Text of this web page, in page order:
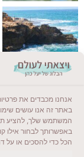
אנחנו מכבדים את
באתר זה אנו עושים
המשתמש שלך, להציע
באפשרותך לבחור אילו
הכל כדי להסכים או על
ייעדים מומלצים
מדריכים ועזרים